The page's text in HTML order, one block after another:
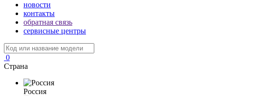
новости
контакты
обратная связь
сервисные центры
0
Страна
Россия